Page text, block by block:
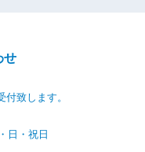
せ
致します。
日・祝日